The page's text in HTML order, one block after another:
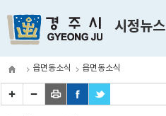
시정뉴스
읍면동소식 읍면동소식